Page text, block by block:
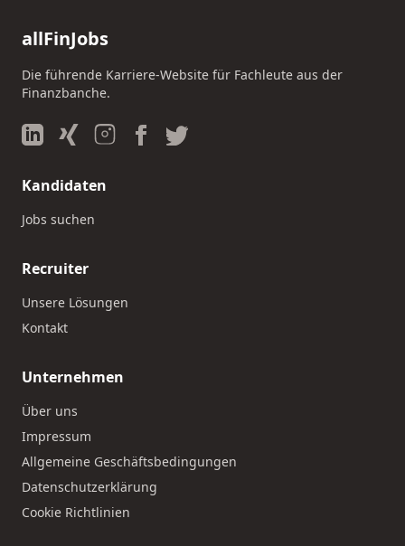
allFinJobs
Die führende Karriere-Website für Fachleute aus der
Finanzbanche.
Kandidaten
Jobs suchen
Recruiter
Unsere Lösungen
Kontakt
Unternehmen
Über uns
Impressum
Allgemeine Geschäftsbedingungen
Datenschutzerklärung
Cookie Richtlinien